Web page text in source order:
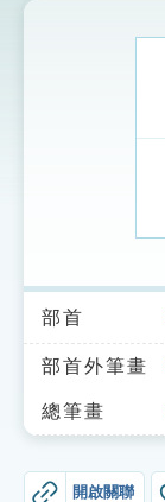
索引選單
知識索引
單字索引
部首
部首外筆畫
總筆畫
開啟關聯